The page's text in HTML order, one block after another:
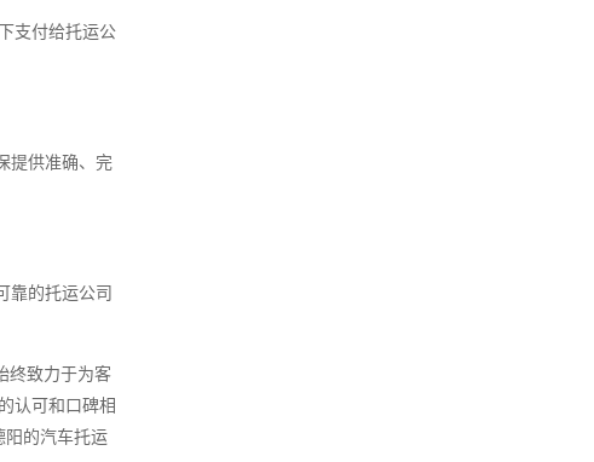
支付给托运公
提供准确、完
靠的托运公司
终致力于为客
认可和口碑相
阳的汽车托运